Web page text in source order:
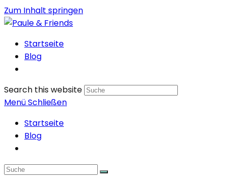
Zum Inhalt springen
Startseite
Blog
Search this website
MenüSchließen
Startseite
Blog